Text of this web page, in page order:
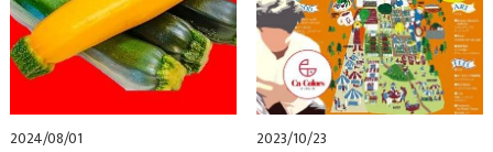
2024/08/01
2023/10/23